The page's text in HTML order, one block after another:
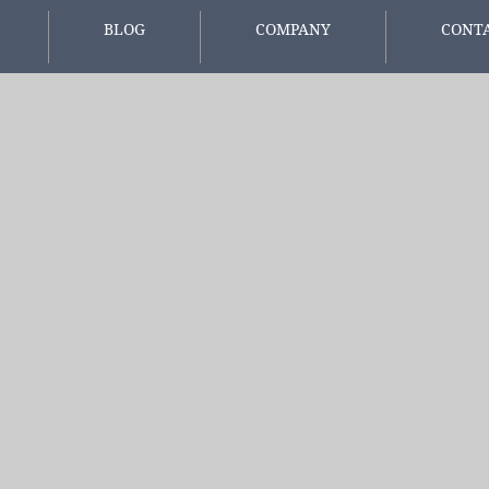
BLOG
COMPANY